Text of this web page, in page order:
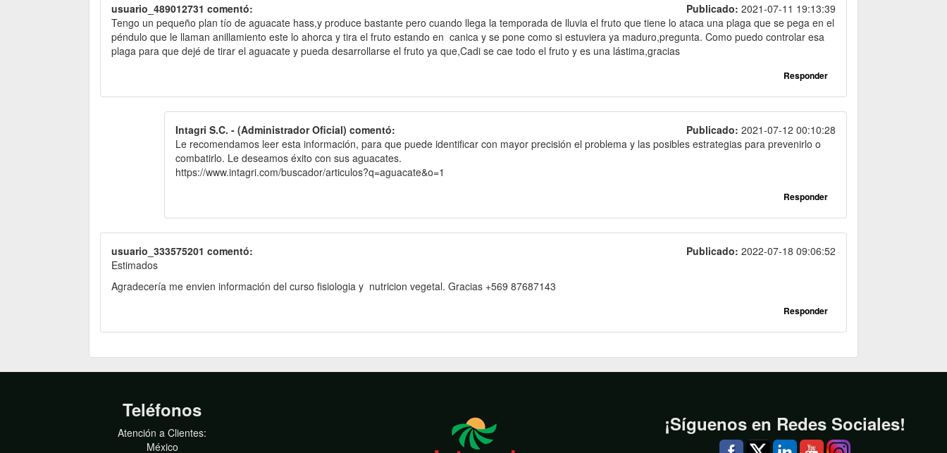
usuario_489012731 comentó: Publicado: 2021-07-11 19:13:39
Tengo un pequeño plan tío de aguacate hass,y produce bastante pero cuando llega la temporada de lluvia el fruto que tiene lo ataca una plaga que se pega en el
péndulo que le llaman anillamiento este lo ahorca y tira el fruto estando en canica y se pone como si estuviera ya maduro,pregunta. Como puedo controlar esa
plaga para que dejé de tirar el aguacate y pueda desarrollarse el fruto ya que,Cadi se cae todo el fruto y es una lástima,gracias
Responder
Intagri S.C. - (Administrador Oficial) comentó: Publicado: 2021-07-12 00:10:28
Le recomendamos leer esta información, para que puede identificar con mayor precisión el problema y las posibles estrategias para prevenirlo o
combatirlo. Le deseamos éxito con sus aguacates.
https://www.intagri.com/buscador/articulos?q=aguacate&o=1
Responder
usuario_333575201 comentó: Publicado: 2022-07-18 09:06:52
Estimados
Agradecería me envien información del curso fisiologia y nutricion vegetal. Gracias +569 87687143
Responder
Teléfonos
Atención a Clientes:
México
¡Síguenos en Redes Sociales!